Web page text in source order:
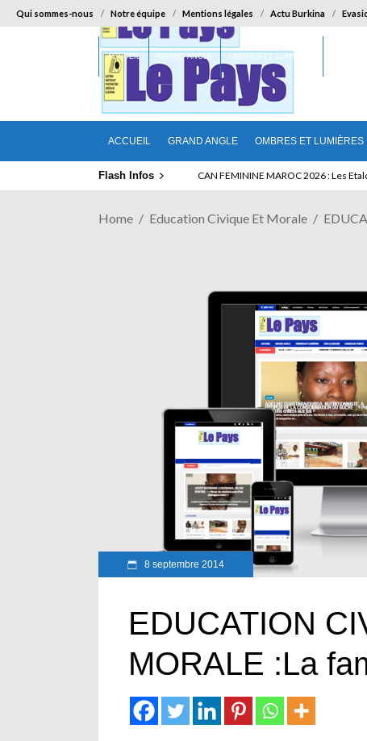
Qui sommes-nous Notre équipe Mentions légales Actu Burkina
ACCUEIL GRAND ANGLE OMBRES ET LUMIÈRES
ACCUEIL GRAND ANGLE OMBRES ET LUMIÈRES
Flash Infos CAN FEMININE MAROC 2026 :
FORTE CAUTION POUR LE VISA
Home Education Civique Et Morale
8 septembre 2014
EDUCATION
MORALE :La